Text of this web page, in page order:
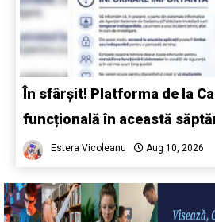
În sfârșit! Platforma de la
funcțională în această
Estera Vicoleanu Aug 10, 2026